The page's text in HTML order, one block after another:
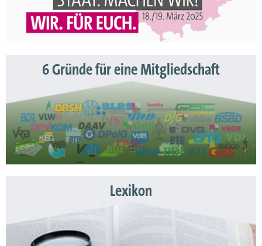
6 Gründe für eine Mitgliedschaft
Lexikon